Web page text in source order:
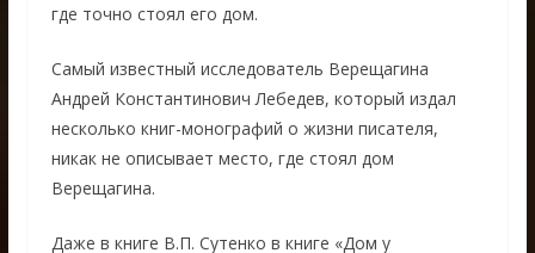
где точно стоял его дом.
Самый известный исследователь Верещагина
Андрей Константинович Лебедев, который издал
несколько книг-монографий о жизни писателя,
никак не описывает место, где стоял дом
Верещагина.
Даже в книге В.П. Сутенко в книге «Дом у